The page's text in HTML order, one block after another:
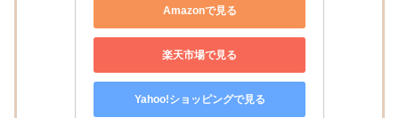
Amazonで見る
楽天市場で見る
Yahoo!ショッピングで見る